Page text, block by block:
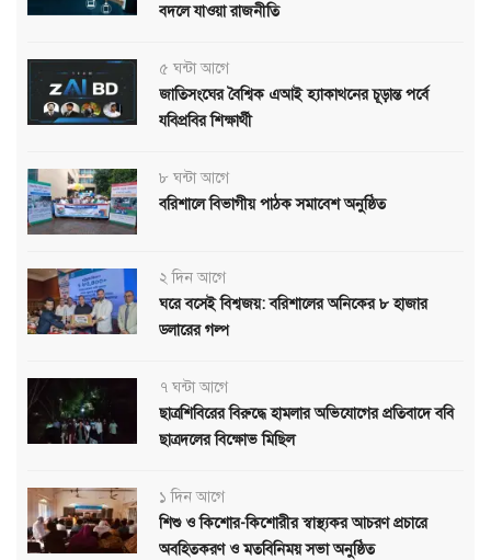
বদলে যাওয়া রাজনীতি
৫ ঘন্টা আগে
জাতিসংঘের বৈশ্বিক এআই হ্যাকাথনের চূড়ান্ত পর্বে
যবিপ্রবির শিক্ষার্থী
৮ ঘন্টা আগে
বরিশালে বিভাগীয় পাঠক সমাবেশ অনুষ্ঠিত
২ দিন আগে
ঘরে বসেই বিশ্বজয়: বরিশালের অনিকের ৮ হাজার
ডলারের গল্প
৭ ঘন্টা আগে
ছাত্রশিবিরের বিরুদ্ধে হামলার অভিযোগের প্রতিবাদে ববি
ছাত্রদলের বিক্ষোভ মিছিল
১ দিন আগে
শিশু ও কিশোর-কিশোরীর স্বাস্থ্যকর আচরণ প্রচারে
অবহিতকরণ ও মতবিনিময় সভা অনুষ্ঠিত